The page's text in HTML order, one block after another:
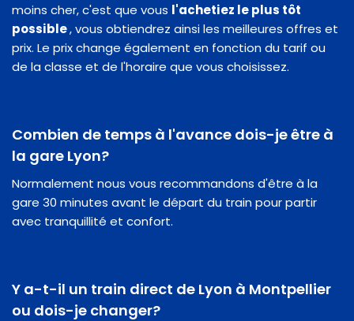
moins cher, c'est que vous l'achetiez le plus tôt
possible, vous obtiendrez ainsi les meilleures offres et
prix. Le prix change également en fonction du tarif ou
de la classe et de l'horaire que vous choisissez.
Combien de temps à l'avance dois-je être à
la gare Lyon?
Normalement nous vous recommandons d'être à la
gare 30 minutes avant le départ du train pour partir
avec tranquillité et confort.
Y a-t-il un train direct de Lyon à Montpellier
ou dois-je changer?